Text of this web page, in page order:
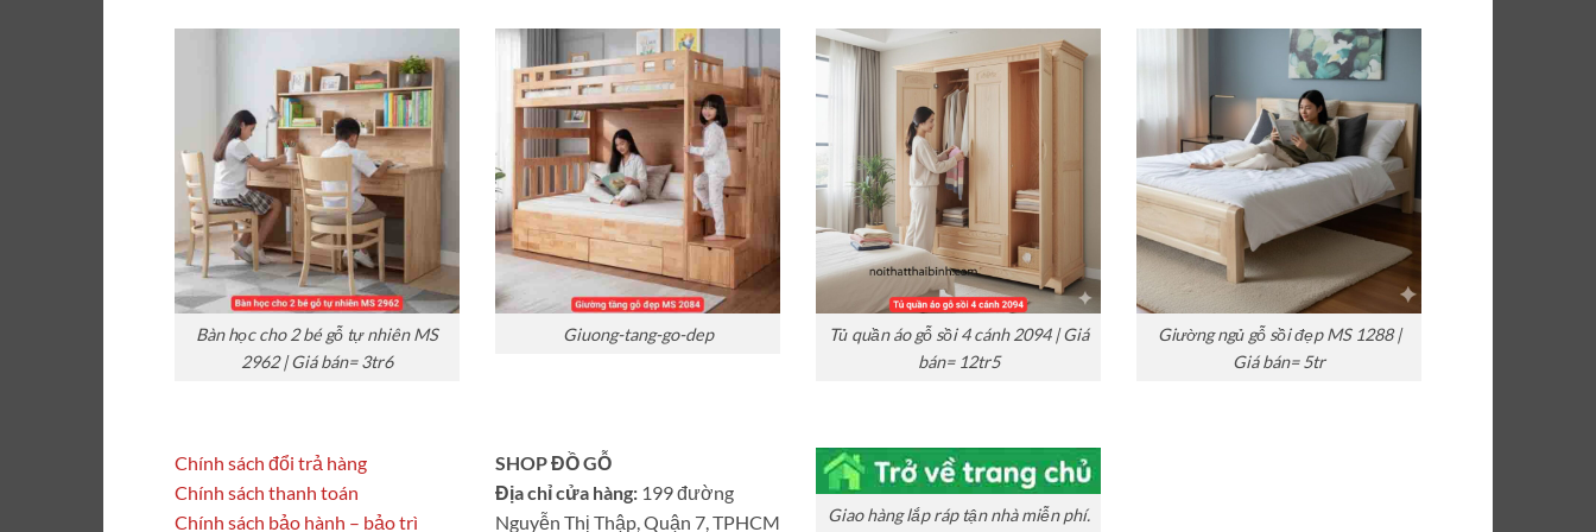
Bàn học cho 2 bé gỗ tự nhiên MS
2962 | Giá bán= 3tr6
Giuong-tang-go-dep
Tủ quần áo gỗ sồi 4 cánh 2094 | Giá
bán= 12tr5
Giường ngủ gỗ sồi đẹp MS 1288 |
Giá bán= 5tr
Chính sách đổi trả hàng
Chính sách thanh toán
Chính sách bảo hành – bảo trì
SHOP ĐỒ GỖ
Địa chỉ cửa hàng: 199 đường
Nguyễn Thị Thập, Quận 7, TPHCM
Giao hàng lắp ráp tận nhà miễn phí.